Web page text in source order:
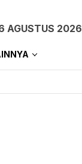
AGUSTUS 2026